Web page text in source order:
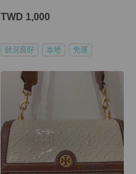
TWD 1,000
狀況良好 本地 免運